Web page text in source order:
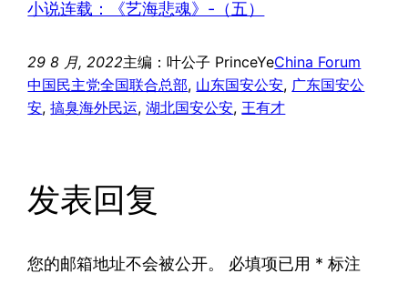
小说连载：《艺海悲魂》-（五）
29 8 月, 2022主编：叶公子 PrinceYeChina Forum
中国民主党全国联合总部, 山东国安公安, 广东国安公
安, 搞臭海外民运, 湖北国安公安, 王有才
发表回复
您的邮箱地址不会被公开。 必填项已用 * 标注